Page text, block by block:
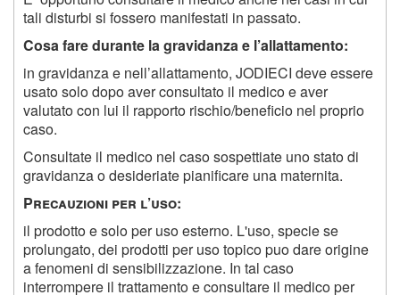
tali disturbi si fossero manifestati in passato.
Cosa fare durante la gravidanza e l’allattamento:
in gravidanza e nell’allattamento, JODIECI deve essere
usato solo dopo aver consultato il medico e aver
valutato con lui il rapporto rischio/beneficio nel proprio
caso.
Consultate il medico nel caso sospettiate uno stato di
gravidanza o desideriate pianificare una maternita.
Precauzioni per l’uso:
il prodotto e solo per uso esterno. L'uso, specie se
prolungato, dei prodotti per uso topico puo dare origine
a fenomeni di sensibilizzazione. In tal caso
interrompere il trattamento e consultare il medico per